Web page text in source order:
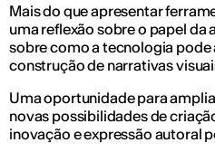
Mais do que apresentar
uma reflexão sobre o papel da
sobre como a tecnologia pode
construção de narrativas
Uma oportunidade para
novas possibilidades de
inovação e expressão autoral